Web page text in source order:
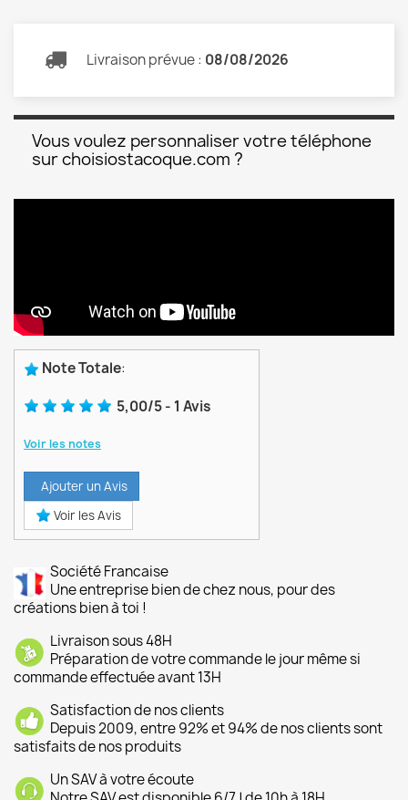
Livraison prévue : 08/08/2026
Vous voulez personnaliser votre téléphone
sur choisiostacoque.com ?
Note Totale:
5,00/5- 1 Avis
Voir les notes
Ajouter un Avis
Voir les Avis
Société Francaise
Une entreprise bien de chez nous, pour des
créations bien à toi !
Livraison sous 48H
Préparation de votre commande le jour même si
commande effectuée avant 13H
Satisfaction de nos clients
Depuis 2009, entre 92% et 94% de nos clients sont
satisfaits de nos produits
Un SAV à votre écoute